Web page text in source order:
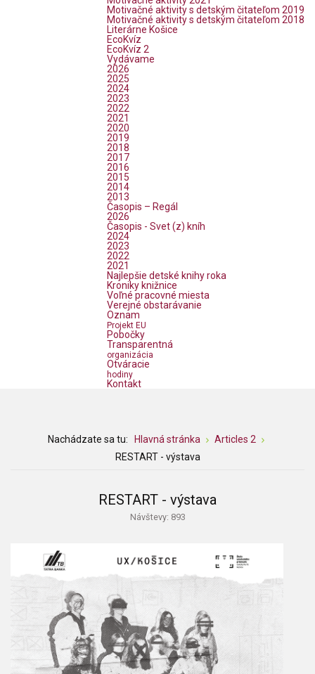
Motivačné aktivity s detským čitateľom 2019
Motivačné aktivity s detským čitateľom 2018
Literárne Košice
EcoKvíz
EcoKvíz 2
Vydávame
2026
2025
2024
2023
2022
2021
2020
2019
2018
2017
2016
2015
2014
2013
Časopis – Regál
2026
Časopis - Svet (z) kníh
2024
2023
2022
2021
Najlepšie detské knihy roka
Kroniky knižnice
Voľné pracovné miesta
Verejné obstarávanie
Oznam
Projekt EU
Pobočky
Transparentná
organizácia
Otváracie
hodiny
Kontakt
Nachádzate sa tu: Hlavná stránka
Articles 2
RESTART - výstava
RESTART - výstava
Návštevy: 893